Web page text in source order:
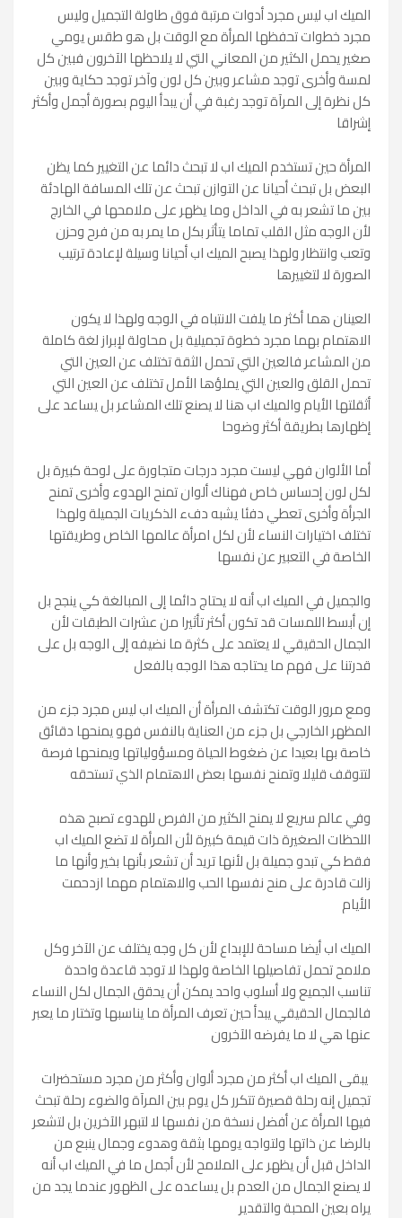
الميك اب ليس مجرد أدوات مرتبة فوق طاولة التجميل وليس
مجرد خطوات تحفظها المرأة مع الوقت بل هو طقس يومي
صغير يحمل الكثير من المعاني التي لا يلاحظها الآخرون فبين كل
لمسة وأخرى توجد مشاعر وبين كل لون وآخر توجد حكاية وبين
كل نظرة إلى المرآة توجد رغبة في أن يبدأ اليوم بصورة أجمل وأكثر
إشراقا
المرأة حين تستخدم الميك اب لا تبحث دائما عن التغيير كما يظن
البعض بل تبحث أحيانا عن التوازن تبحث عن تلك المسافة الهادئة
بين ما تشعر به في الداخل وما يظهر على ملامحها في الخارج
لأن الوجه مثل القلب تماما يتأثر بكل ما يمر به من فرح وحزن
وتعب وانتظار ولهذا يصبح الميك اب أحيانا وسيلة لإعادة ترتيب
الصورة لا لتغييرها
العينان هما أكثر ما يلفت الانتباه في الوجه ولهذا لا يكون
الاهتمام بهما مجرد خطوة تجميلية بل محاولة لإبراز لغة كاملة
من المشاعر فالعين التي تحمل الثقة تختلف عن العين التي
تحمل القلق والعين التي يملؤها الأمل تختلف عن العين التي
أثقلتها الأيام والميك اب هنا لا يصنع تلك المشاعر بل يساعد على
إظهارها بطريقة أكثر وضوحا
أما الألوان فهي ليست مجرد درجات متجاورة على لوحة كبيرة بل
لكل لون إحساس خاص فهناك ألوان تمنح الهدوء وأخرى تمنح
الجرأة وأخرى تعطي دفئا يشبه دفء الذكريات الجميلة ولهذا
تختلف اختيارات النساء لأن لكل امرأة عالمها الخاص وطريقتها
الخاصة في التعبير عن نفسها
والجميل في الميك اب أنه لا يحتاج دائما إلى المبالغة كي ينجح بل
إن أبسط اللمسات قد تكون أكثر تأثيرا من عشرات الطبقات لأن
الجمال الحقيقي لا يعتمد على كثرة ما نضيفه إلى الوجه بل على
قدرتنا على فهم ما يحتاجه هذا الوجه بالفعل
ومع مرور الوقت تكتشف المرأة أن الميك اب ليس مجرد جزء من
المظهر الخارجي بل جزء من العناية بالنفس فهو يمنحها دقائق
خاصة بها بعيدا عن ضغوط الحياة ومسؤولياتها ويمنحها فرصة
لتتوقف قليلا وتمنح نفسها بعض الاهتمام الذي تستحقه
وفي عالم سريع لا يمنح الكثير من الفرص للهدوء تصبح هذه
اللحظات الصغيرة ذات قيمة كبيرة لأن المرأة لا تضع الميك اب
فقط كي تبدو جميلة بل لأنها تريد أن تشعر بأنها بخير وأنها ما
زالت قادرة على منح نفسها الحب والاهتمام مهما ازدحمت
الأيام
الميك اب أيضا مساحة للإبداع لأن كل وجه يختلف عن الآخر وكل
ملامح تحمل تفاصيلها الخاصة ولهذا لا توجد قاعدة واحدة
تناسب الجميع ولا أسلوب واحد يمكن أن يحقق الجمال لكل النساء
فالجمال الحقيقي يبدأ حين تعرف المرأة ما يناسبها وتختار ما يعبر
عنها هي لا ما يفرضه الآخرون
يبقى الميك اب أكثر من مجرد ألوان وأكثر من مجرد مستحضرات
تجميل إنه رحلة قصيرة تتكرر كل يوم بين المرآة والضوء رحلة تبحث
فيها المرأة عن أفضل نسخة من نفسها لا لتبهر الآخرين بل لتشعر
بالرضا عن ذاتها ولتواجه يومها بثقة وهدوء وجمال ينبع من
الداخل قبل أن يظهر على الملامح لأن أجمل ما في الميك اب أنه
لا يصنع الجمال من العدم بل يساعده على الظهور عندما يجد من
يراه بعين المحبة والتقدير